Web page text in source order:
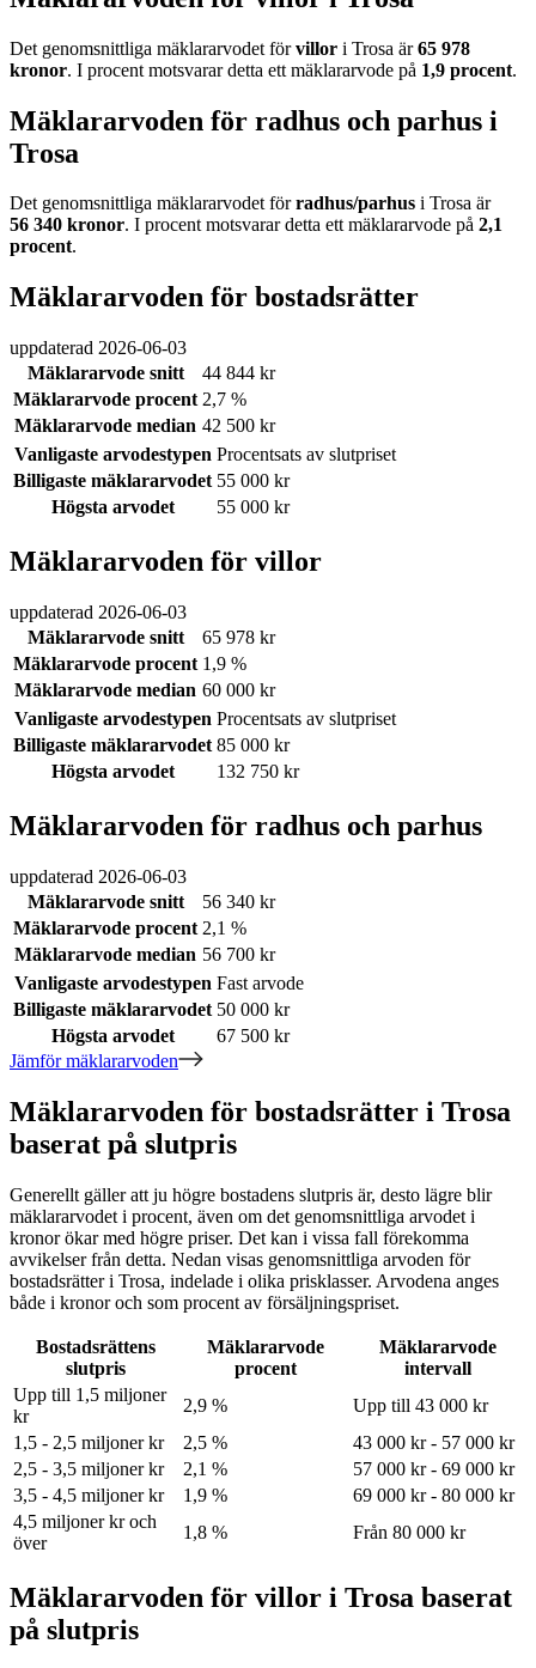
Det genomsnittliga mäklararvodet förvillor i Trosa är65 978
kronor. I procent motsvarar detta ett mäklararvode på 1,9 procent.
Mäklararvoden för radhus och parhus i
Trosa
Det genomsnittliga mäklararvodet förradhus/parhus i Trosa är
56 340 kronor. I procent motsvarar detta ett mäklararvode på 2,1
procent.
Mäklararvoden för bostadsrätter
uppdaterad 2026-06-03
Mäklararvode snitt
44 844 kr
Mäklararvode procent 2,7 %
Mäklararvode median 42 500 kr
Vanligaste arvodestypen Procentsats av slutpriset
Billigaste mäklararvodet 55 000 kr
Högsta arvodet
55 000 kr
Mäklararvoden för villor
uppdaterad 2026-06-03
Mäklararvode snitt
65 978 kr
Mäklararvode procent 1,9 %
Mäklararvode median 60 000 kr
Vanligaste arvodestypen Procentsats av slutpriset
Billigaste mäklararvodet 85 000 kr
Högsta arvodet
132 750 kr
Mäklararvoden för radhus och parhus
uppdaterad 2026-06-03
Mäklararvode snitt
56 340 kr
Mäklararvode procent 2,1 %
Mäklararvode median 56 700 kr
Vanligaste arvodestypen Fast arvode
Billigaste mäklararvodet 50 000 kr
Högsta arvodet
67 500 kr
Jämför mäklararvoden
Mäklararvoden för bostadsrätter i Trosa
baserat på slutpris
Generellt gäller att ju högre bostadens slutpris är, desto lägre blir
mäklararvodet i procent, även om det genomsnittliga arvodet i
kronor ökar med högre priser. Det kan i vissa fall förekomma
avvikelser från detta. Nedan visas genomsnittliga arvoden för
bostadsrätteri Trosa, indelade i olika prisklasser. Arvodena anges
både i kronor och som procent av försäljningspriset.
Bostadsrättens
slutpris
Mäklararvode
procent
Mäklararvode
intervall
Upp till 1,5 miljoner
kr
2,9 %
Upp till 43 000 kr
1,5 - 2,5 miljoner kr
2,5 %
43 000 kr - 57 000 kr
2,5 - 3,5 miljoner kr
2,1 %
57 000 kr - 69 000 kr
3,5 - 4,5 miljoner kr
1,9 %
69 000 kr - 80 000 kr
4,5 miljoner kr och
över
1,8 % Från 80 000 kr
Mäklararvoden för villor i Trosa baserat
på slutpris